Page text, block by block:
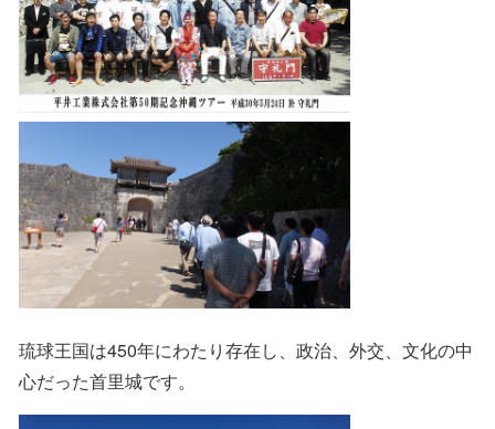
琉球王国は450年にわたり存在し、政治、外交、文化の中
心だった首里城です。